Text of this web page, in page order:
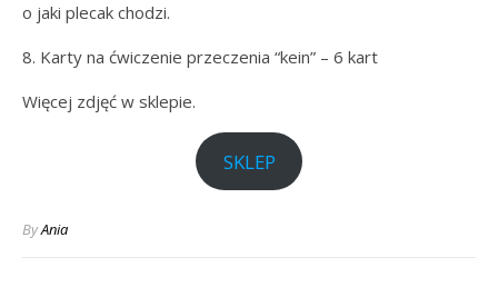
o jaki plecak chodzi.
8. Karty na ćwiczenie przeczenia “kein” – 6 kart
Więcej zdjęć w sklepie.
SKLEP
ByAnia